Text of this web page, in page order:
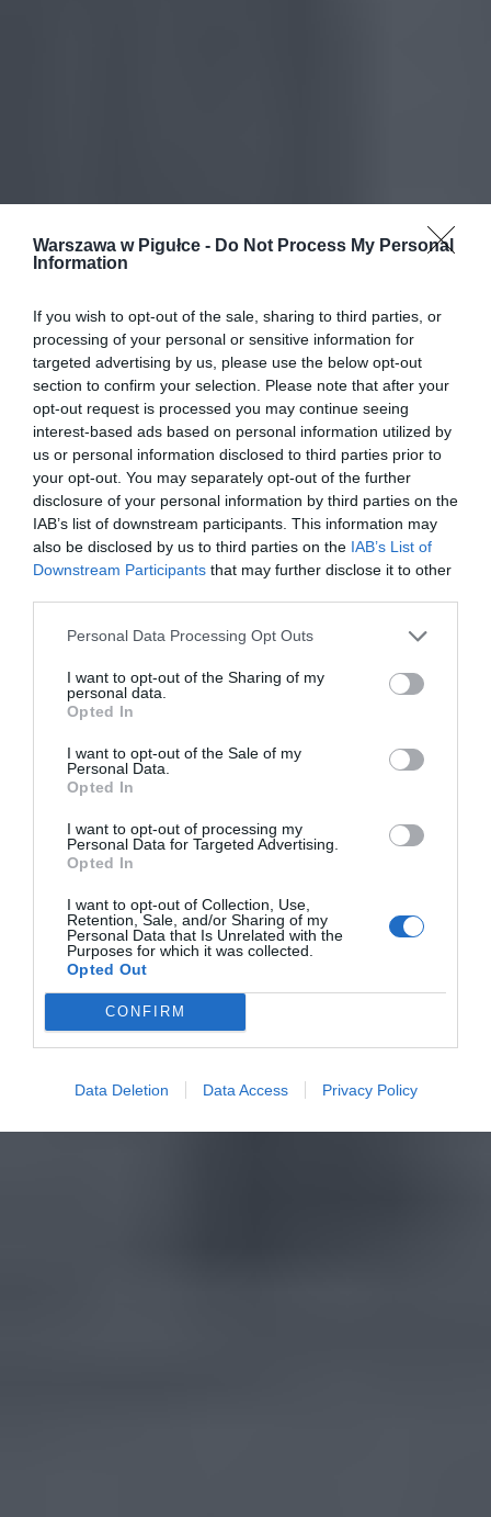
Warszawa w Pigułce - Do Not Process My Personal
Information
If you wish to opt-out of the sale, sharing to third parties, or
processing of your personal or sensitive information for
targeted advertising by us, please use the below opt-out
section to confirm your selection. Please note that after your
opt-out request is processed you may continue seeing
interest-based ads based on personal information utilized by
us or personal information disclosed to third parties prior to
your opt-out. You may separately opt-out of the further
disclosure of your personal information by third parties on the
IAB’s list of downstream participants. This information may
also be disclosed by us to third parties on the IAB’s List of
Downstream Participants that may further disclose it to other
Personal Data Processing Opt Outs
I want to opt-out of the Sharing of my
personal data.
Opted In
I want to opt-out of the Sale of my
Personal Data.
Opted In
I want to opt-out of processing my
Personal Data for Targeted Advertising.
Opted In
I want to opt-out of Collection, Use,
Retention, Sale, and/or Sharing of my
Personal Data that Is Unrelated with the
Purposes for which it was collected.
Opted Out
CONFIRM
Data Deletion Data Access Privacy Policy